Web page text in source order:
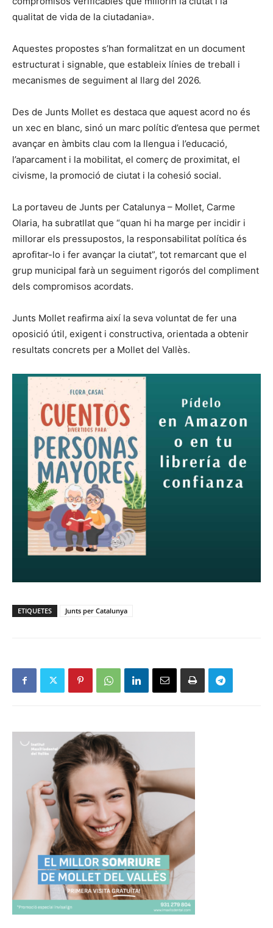
qualitat de vida de la ciutadania».
Aquestes propostes s’han formalitzat en un document
estructurat i signable, que estableix línies de treball i
mecanismes de seguiment al llarg del 2026.
Des de Junts Mollet es destaca que aquest acord no és
un xec en blanc, sinó un marc polític d’entesa que permet
avançar en àmbits clau com la llengua i l’educació,
l’aparcament i la mobilitat, el comerç de proximitat, el
civisme, la promoció de ciutat i la cohesió social.
La portaveu de Junts per Catalunya – Mollet, Carme
Olaria, ha subratllat que “quan hi ha marge per incidir i
millorar els pressupostos, la responsabilitat política és
aprofitar-lo i fer avançar la ciutat”, tot remarcant que el
grup municipal farà un seguiment rigorós del compliment
dels compromisos acordats.
Junts Mollet reafirma així la seva voluntat de fer una
oposició útil, exigent i constructiva, orientada a obtenir
resultats concrets per a Mollet del Vallès.
ETIQUETES Junts per Catalunya